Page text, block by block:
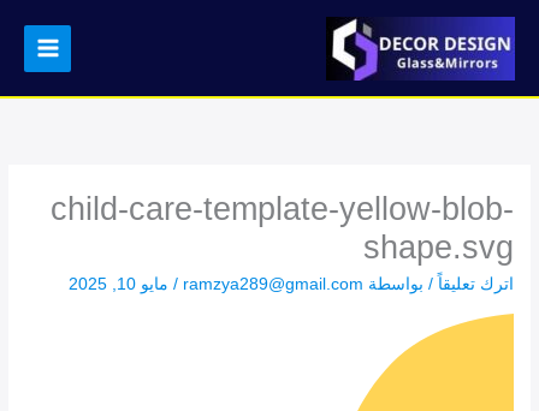
المحتوى
child-care-template-yellow-blob-
shape.svg
اترك تعليقاً / بواسطة ramzya289@gmail.com
/ مايو 10, 2025